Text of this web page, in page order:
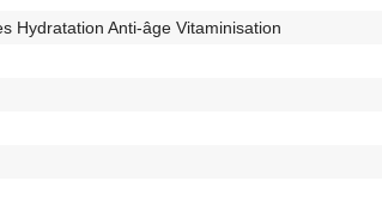
Hydratation Anti-âge Vitaminisation